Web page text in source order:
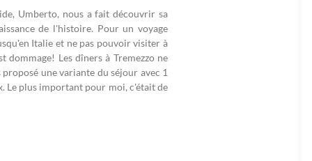
Umberto, nous a fait découvrir sa
de l'histoire. Pour un voyage
Italie et ne pas pouvoir visiter à
dommage! Les dîners à Tremezzo ne
une variante du séjour avec 1
Le plus important pour moi, c'était de